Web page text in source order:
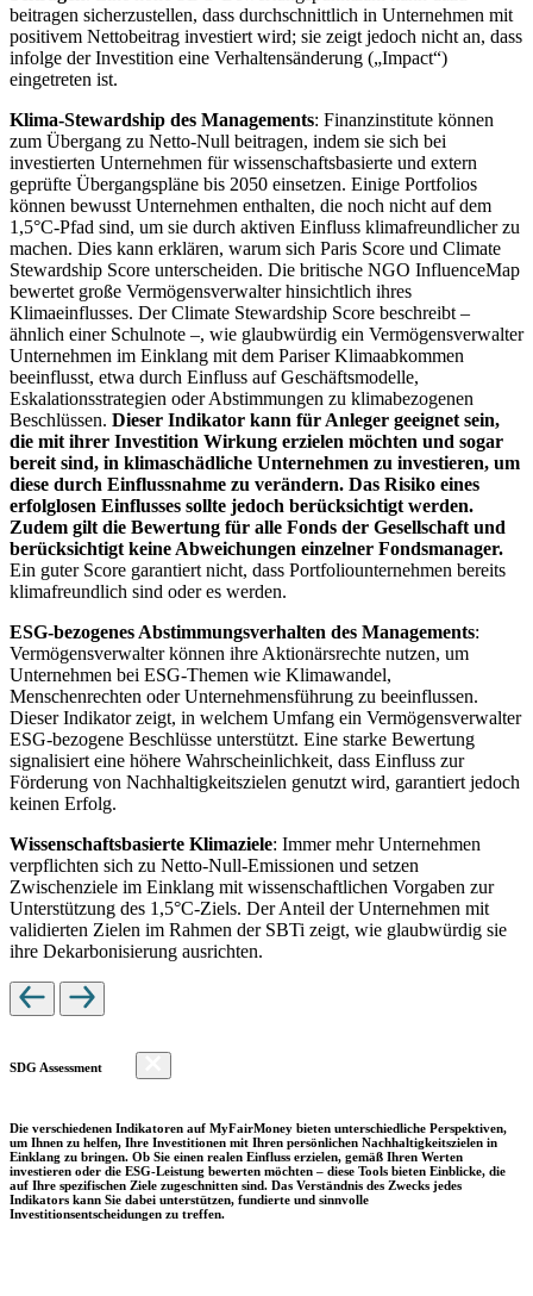
beitragen sicherzustellen, dass durchschnittlich in Unternehmen mit
positivem Nettobeitrag investiert wird; sie zeigt jedoch nicht an, dass
infolge der Investition eine Verhaltensänderung („Impact“)
eingetreten ist.
Klima-Stewardship des Managements: Finanzinstitute können
zum Übergang zu Netto-Null beitragen, indem sie sich bei
investierten Unternehmen für wissenschaftsbasierte und extern
geprüfte Übergangspläne bis 2050 einsetzen. Einige Portfolios
können bewusst Unternehmen enthalten, die noch nicht auf dem
1,5°C-Pfad sind, um sie durch aktiven Einfluss klimafreundlicher zu
machen. Dies kann erklären, warum sich Paris Score und Climate
Stewardship Score unterscheiden. Die britische NGO InfluenceMap
bewertet große Vermögensverwalter hinsichtlich ihres
Klimaeinflusses. Der Climate Stewardship Score beschreibt –
ähnlich einer Schulnote –, wie glaubwürdig ein Vermögensverwalter
Unternehmen im Einklang mit dem Pariser Klimaabkommen
beeinflusst, etwa durch Einfluss auf Geschäftsmodelle,
Eskalationsstrategien oder Abstimmungen zu klimabezogenen
Beschlüssen. Dieser Indikator kann für Anleger geeignet sein,
die mit ihrer Investition Wirkung erzielen möchten und sogar
bereit sind, in klimaschädliche Unternehmen zu investieren, um
diese durch Einflussnahme zu verändern. Das Risiko eines
erfolglosen Einflusses sollte jedoch berücksichtigt werden.
Zudem gilt die Bewertung für alle Fonds der Gesellschaft und
berücksichtigt keine Abweichungen einzelner Fondsmanager.
Ein guter Score garantiert nicht, dass Portfoliounternehmen bereits
klimafreundlich sind oder es werden.
ESG-bezogenes Abstimmungsverhalten des Managements:
Vermögensverwalter können ihre Aktionärsrechte nutzen, um
Unternehmen bei ESG-Themen wie Klimawandel,
Menschenrechten oder Unternehmensführung zu beeinflussen.
Dieser Indikator zeigt, in welchem Umfang ein Vermögensverwalter
ESG-bezogene Beschlüsse unterstützt. Eine starke Bewertung
signalisiert eine höhere Wahrscheinlichkeit, dass Einfluss zur
Förderung von Nachhaltigkeitszielen genutzt wird, garantiert jedoch
keinen Erfolg.
Wissenschaftsbasierte Klimaziele: Immer mehr Unternehmen
verpflichten sich zu Netto-Null-Emissionen und setzen
Zwischenziele im Einklang mit wissenschaftlichen Vorgaben zur
Unterstützung des 1,5°C-Ziels. Der Anteil der Unternehmen mit
validierten Zielen im Rahmen der SBTi zeigt, wie glaubwürdig sie
ihre Dekarbonisierung ausrichten.
SDG Assessment
Die verschiedenen Indikatoren auf MyFairMoney bieten unterschiedliche Perspektiven,
um Ihnen zu helfen, Ihre Investitionen mit Ihren persönlichen Nachhaltigkeitszielen in
Einklang zu bringen. Ob Sie einen realen Einfluss erzielen, gemäß Ihren Werten
investieren oder die ESG-Leistung bewerten möchten – diese Tools bieten Einblicke, die
auf Ihre spezifischen Ziele zugeschnitten sind. Das Verständnis des Zwecks jedes
Indikators kann Sie dabei unterstützen, fundierte und sinnvolle
Investitionsentscheidungen zu treffen.